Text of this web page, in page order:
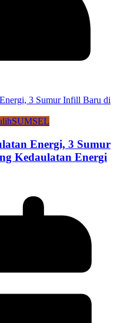
SUMSEL
Energi, 3 Sumur
Kedaulatan Energi